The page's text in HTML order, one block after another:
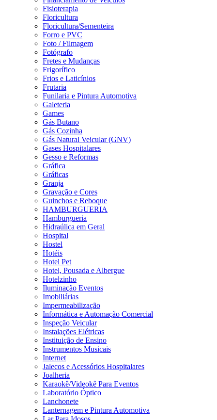
Fisioterapia
Floricultura
Floricultura/Sementeira
Forro e PVC
Foto / Filmagem
Fotógrafo
Fretes e Mudanças
Frigorífico
Frios e Laticínios
Frutaria
Funilaria e Pintura Automotiva
Galeteria
Games
Gás Butano
Gás Cozinha
Gás Natural Veicular (GNV)
Gases Hospitalares
Gesso e Reformas
Gráfica
Gráficas
Granja
Gravação e Cores
Guinchos e Reboque
HAMBURGUERIA
Hamburgueria
Hidraúlica em Geral
Hospital
Hostel
Hotéis
Hotel Pet
Hotel, Pousada e Albergue
Hotelzinho
Iluminação Eventos
Imobiliárias
Impermeabilização
Informática e Automação Comercial
Inspeção Veicular
Instalações Elétricas
Instituição de Ensino
Instrumentos Musicais
Internet
Jalecos e Acessórios Hospitalares
Joalheria
Karaokê/Videokê Para Eventos
Laboratório Óptico
Lanchonete
Lanternagem e Pintura Automotiva